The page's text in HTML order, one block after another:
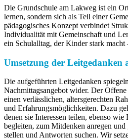
Die Grundschule am Lakweg ist ein
lernen, sondern sich als Teil einer
pädagogisches Konzept verbindet
Individualität mit Gemeinschaft und
ein Schulalltag, der Kinder stark
Umsetzung der Leitgedanken
Die aufgeführten Leitgedanken
Nachmittagsangebot wider. Der
einen verlässlichen, altersgerechten
und Erfahrungsmöglichkeiten. Dazu
denen sie Interessen teilen, ebenso wie
begleiten, zum Mitdenken anregen
stellen und Antworten suchen. Wir